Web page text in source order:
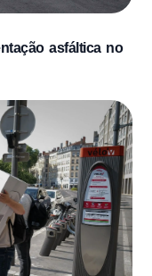
asfáltica no